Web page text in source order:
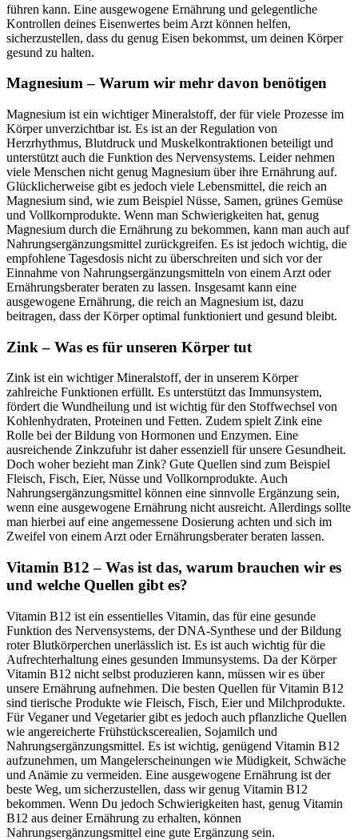
führen kann. Eine ausgewogene Ernährung und gelegentliche
Kontrollen deines Eisenwertes beim Arzt können helfen,
sicherzustellen, dass du genug Eisen bekommst, um deinen Körper
gesund zu halten.
Magnesium – Warum wir mehr davon benötigen
Magnesium ist ein wichtiger Mineralstoff, der für viele Prozesse im
Körper unverzichtbar ist. Es ist an der Regulation von
Herzrhythmus, Blutdruck und Muskelkontraktionen beteiligt und
unterstützt auch die Funktion des Nervensystems. Leider nehmen
viele Menschen nicht genug Magnesium über ihre Ernährung auf.
Glücklicherweise gibt es jedoch viele Lebensmittel, die reich an
Magnesium sind, wie zum Beispiel Nüsse, Samen, grünes Gemüse
und Vollkornprodukte. Wenn man Schwierigkeiten hat, genug
Magnesium durch die Ernährung zu bekommen, kann man auch auf
Nahrungsergänzungsmittel zurückgreifen. Es ist jedoch wichtig, die
empfohlene Tagesdosis nicht zu überschreiten und sich vor der
Einnahme von Nahrungsergänzungsmitteln von einem Arzt oder
Ernährungsberater beraten zu lassen. Insgesamt kann eine
ausgewogene Ernährung, die reich an Magnesium ist, dazu
beitragen, dass der Körper optimal funktioniert und gesund bleibt.
Zink – Was es für unseren Körper tut
Zink ist ein wichtiger Mineralstoff, der in unserem Körper
zahlreiche Funktionen erfüllt. Es unterstützt das Immunsystem,
fördert die Wundheilung und ist wichtig für den Stoffwechsel von
Kohlenhydraten, Proteinen und Fetten. Zudem spielt Zink eine
Rolle bei der Bildung von Hormonen und Enzymen. Eine
ausreichende Zinkzufuhr ist daher essenziell für unsere Gesundheit.
Doch woher bezieht man Zink? Gute Quellen sind zum Beispiel
Fleisch, Fisch, Eier, Nüsse und Vollkornprodukte. Auch
Nahrungsergänzungsmittel können eine sinnvolle Ergänzung sein,
wenn eine ausgewogene Ernährung nicht ausreicht. Allerdings sollte
man hierbei auf eine angemessene Dosierung achten und sich im
Zweifel von einem Arzt oder Ernährungsberater beraten lassen.
Vitamin B12 – Was ist das, warum brauchen wir es
und welche Quellen gibt es?
Vitamin B12 ist ein essentielles Vitamin, das für eine gesunde
Funktion des Nervensystems, der DNA-Synthese und der Bildung
roter Blutkörperchen unerlässlich ist. Es ist auch wichtig für die
Aufrechterhaltung eines gesunden Immunsystems. Da der Körper
Vitamin B12 nicht selbst produzieren kann, müssen wir es über
unsere Ernährung aufnehmen. Die besten Quellen für Vitamin B12
sind tierische Produkte wie Fleisch, Fisch, Eier und Milchprodukte.
Für Veganer und Vegetarier gibt es jedoch auch pflanzliche Quellen
wie angereicherte Frühstückscerealien, Sojamilch und
Nahrungsergänzungsmittel. Es ist wichtig, genügend Vitamin B12
aufzunehmen, um Mangelerscheinungen wie Müdigkeit, Schwäche
und Anämie zu vermeiden. Eine ausgewogene Ernährung ist der
beste Weg, um sicherzustellen, dass wir genug Vitamin B12
bekommen. Wenn Du jedoch Schwierigkeiten hast, genug Vitamin
B12 aus deiner Ernährung zu erhalten, können
Nahrungsergänzungsmittel eine gute Ergänzung sein.